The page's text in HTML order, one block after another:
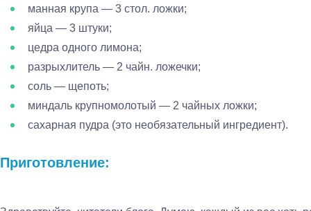
манная крупа — 3 стол. ложки;
яйца — 3 штуки;
цедра одного лимона;
разрыхлитель — 2 чайн. ложечки;
соль — щепоть;
миндаль крупномолотый — 2 чайных ложки;
сахарная пудра (это необязательный ингредиент).
Приготовление: